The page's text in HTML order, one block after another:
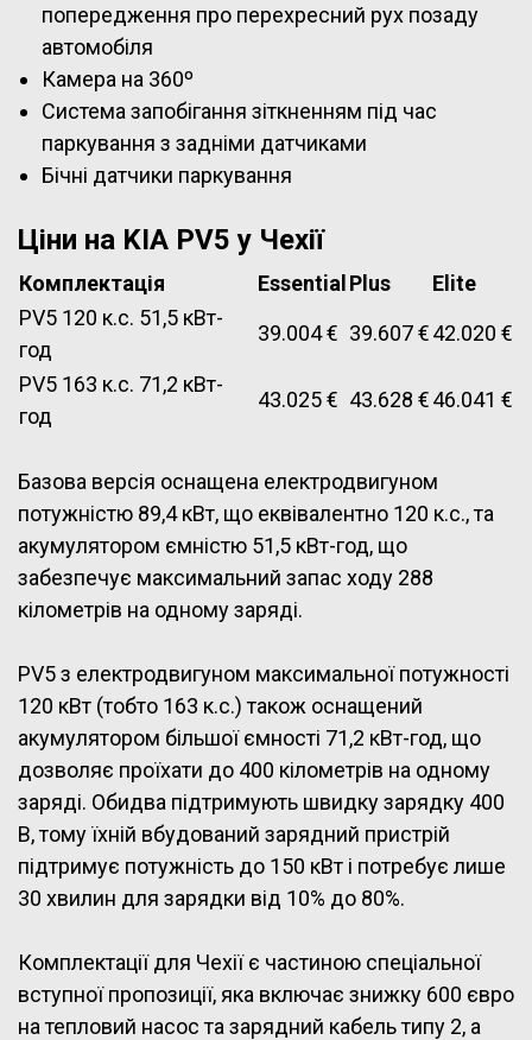
попередження про перехресний рух позаду
автомобіля
Камера на 360º
Система запобігання зіткненням під час
паркування з задніми датчиками
Бічні датчики паркування
Ціни на KIA PV5 у Чехії
Комплектація EssentialPlus
Elite
PV5 120 к.с. 51,5 кВт-
год
39.004 € 39.607 €42.020 €
PV5 163 к.с. 71,2 кВт-
год
43.025 € 43.628 €46.041 €
Базова версія оснащена електродвигуном
потужністю 89,4 кВт, що еквівалентно 120 к.с., та
акумулятором ємністю 51,5 кВт-год, що
забезпечує максимальний запас ходу 288
кілометрів на одному заряді.
PV5 з електродвигуном максимальної потужності
120 кВт (тобто 163 к.с.) також оснащений
акумулятором більшої ємності 71,2 кВт-год, що
дозволяє проїхати до 400 кілометрів на одному
заряді. Обидва підтримують швидку зарядку 400
В, тому їхній вбудований зарядний пристрій
підтримує потужність до 150 кВт і потребує лише
30 хвилин для зарядки від 10% до 80%.
Комплектації для Чехії є частиною спеціальної
вступної пропозиції, яка включає знижку 600 євро
на тепловий насос та зарядний кабель типу 2, а